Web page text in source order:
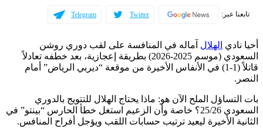
تابعنا عبر: Twitter
Telegram
أحيا نادي الهلال آماله في المنافسة على لقب دوري روشن
السعودي (موسم 2025-2026) بطريقة إعجازية، بعد خطفه تعادلاً
قاتلاً (1-1) في الأنفاس الأخيرة من موقعة “ديربي الرياض” أمام
النصر.
بات التساؤل الملح الآن هو: ماذا يحتاج الهلال للتتويج بالدوري
السعودي 25/26؟ خاصة وأن الزعيم استغل خطأ الحارس “بينتو” في
الثانية الأخيرة ليعيد ترتيب حسابات اللقب ويؤجل أفراح المنافس.